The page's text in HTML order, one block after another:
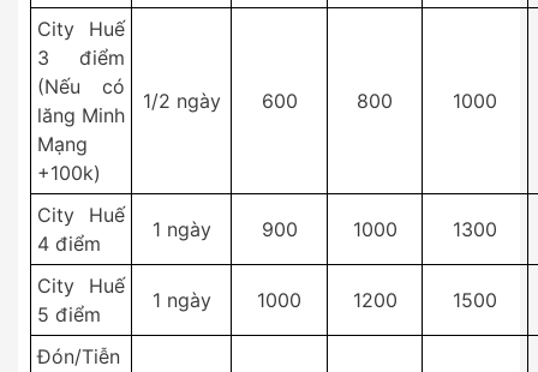
City Huế
3 điểm
(Nếu có
lăng Minh
Mạng
+100k)
1/2 ngày 600 800 1000
City Huế
4 điểm
1 ngày 900 1000 1300
City Huế
5 điểm
1 ngày 1000 1200 1500
Đón/Tiễn